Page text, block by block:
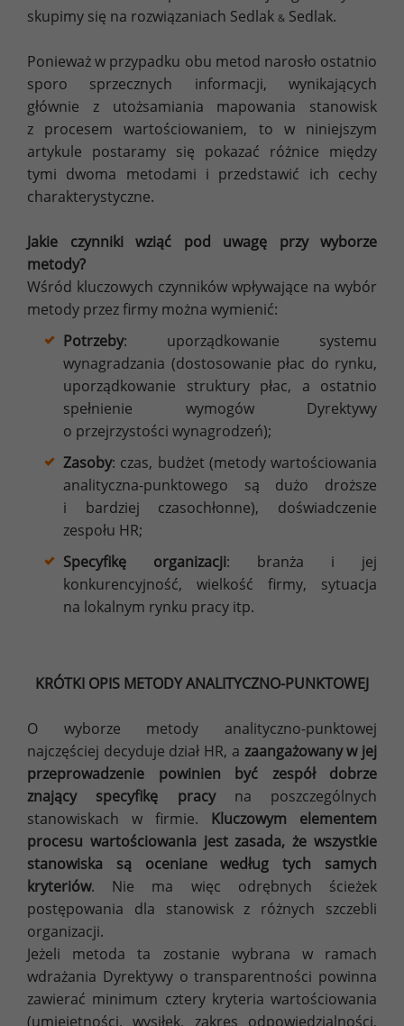
skupimy się na rozwiązaniach Sedlak & Sedlak.
Ponieważ w przypadku obu metod narosło ostatnio
sporo sprzecznych informacji, wynikających
głównie z utożsamiania mapowania stanowisk
z procesem wartościowaniem, to w niniejszym
artykule postaramy się pokazać różnice między
tymi dwoma metodami i przedstawić ich cechy
charakterystyczne.
Jakie czynniki wziąć pod uwagę przy wyborze
metody?
Wśród kluczowych czynników wpływające na wybór
metody przez firmy można wymienić:
Potrzeby: uporządkowanie systemu
wynagradzania (dostosowanie płac do rynku,
uporządkowanie struktury płac, a ostatnio
spełnienie wymogów Dyrektywy
o przejrzystości wynagrodzeń);
Zasoby: czas, budżet (metody wartościowania
analityczna-punktowego są dużo droższe
i bardziej czasochłonne), doświadczenie
zespołu HR;
Specyfikę organizacji: branża i jej
konkurencyjność, wielkość firmy, sytuacja
na lokalnym rynku pracy itp.
KRÓTKI OPIS METODY ANALITYCZNO-PUNKTOWEJ
O wyborze metody analityczno-punktowej
najczęściej decyduje dział HR, a zaangażowany w jej
przeprowadzenie powinien być zespół dobrze
znający specyfikę pracyna poszczególnych
stanowiskach w firmie. Kluczowym elementem
procesu wartościowania jest zasada, że wszystkie
stanowiska są oceniane według tych samych
kryteriów. Nie ma więc odrębnych ścieżek
postępowania dla stanowisk z różnych szczebli
organizacji.
Jeżeli metoda ta zostanie wybrana w ramach
wdrażania Dyrektywy o transparentności powinna
zawierać minimum cztery kryteria wartościowania
(umiejętności, wysiłek, zakres odpowiedzialności,